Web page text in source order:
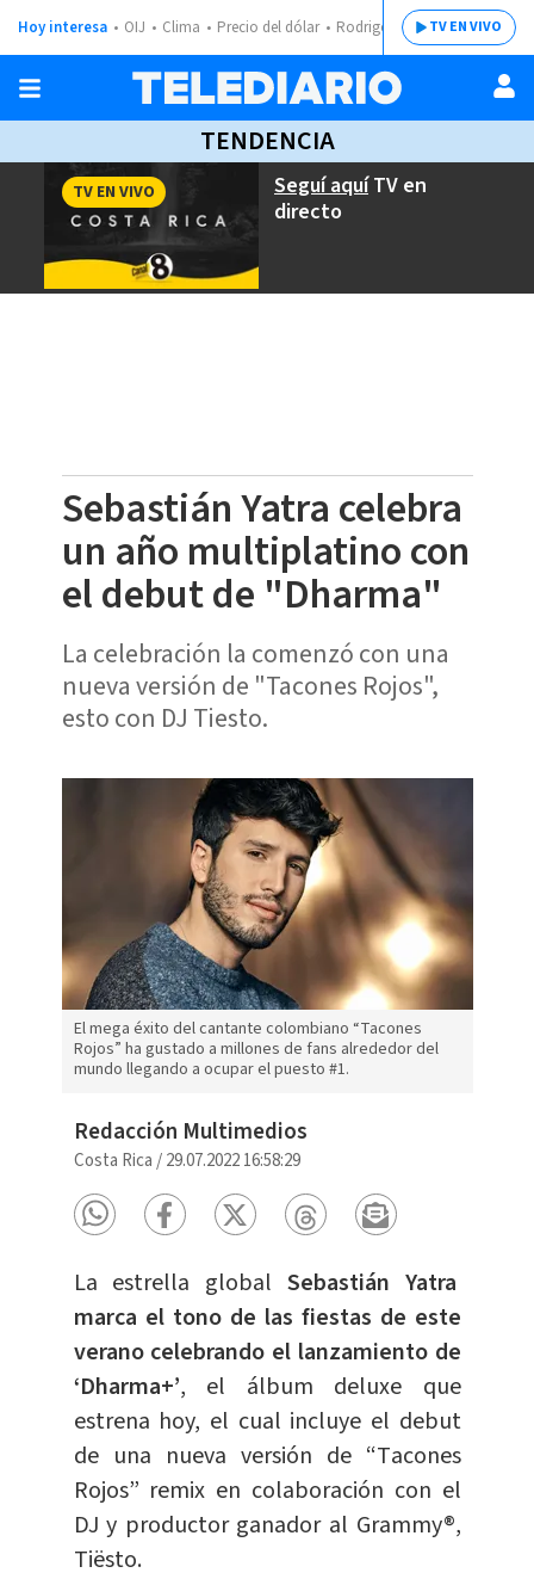
Hoy interesa OIJ Clima Precio del dólar Rodrigo ChavesTV EN VIVO
TENDENCIA
Seguí aquíTV en
directo
TV EN VIVO
Sebastián Yatra celebra
un año multiplatino con
el debut de "Dharma"
La celebración la comenzó con una
nueva versión de "Tacones Rojos",
esto con DJ Tiesto.
El mega éxito del cantante colombiano “Tacones
Rojos” ha gustado a millones de fans alrededor del
mundo llegando a ocupar el puesto #1.
Redacción Multimedios
Costa Rica /29.07.2022 16:58:29
La estrella global Sebastián Yatra
marca el tono de las fiestas de este
verano celebrando el lanzamiento de
‘Dharma+’, el álbum deluxe que
estrena hoy, el cual incluye el debut
de una nueva versión de “Tacones
Rojos” remix en colaboración con el
DJ y productor ganador al Grammy®,
Tiësto.